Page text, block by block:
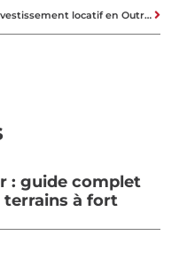
Investissement locatif en Outre-mer : où acheter ?
: guide complet
terrains à fort